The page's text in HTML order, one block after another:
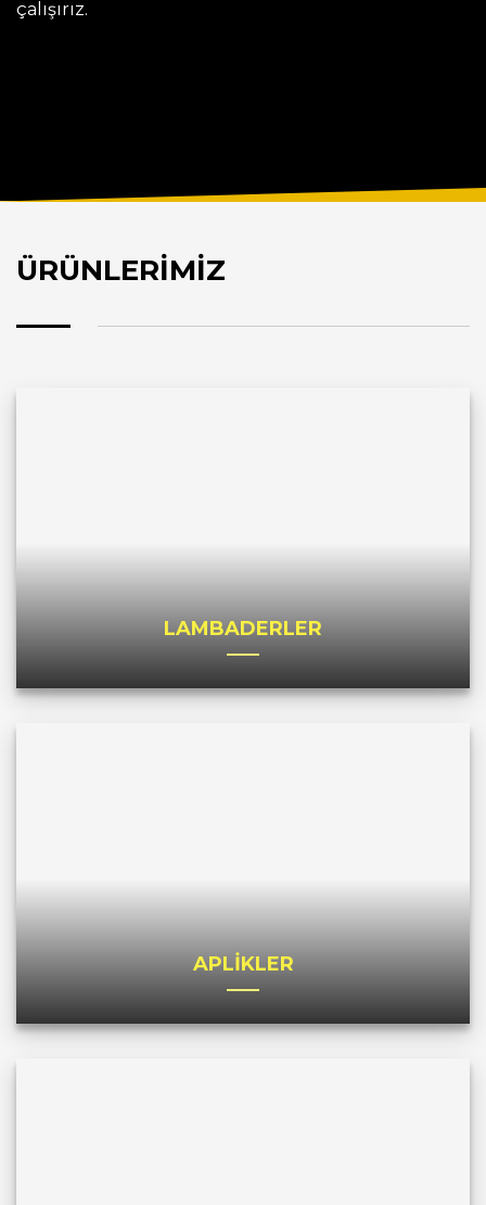
çalışırız.
ÜRÜNLERİMİZ
LAMBADERLER
APLİKLER